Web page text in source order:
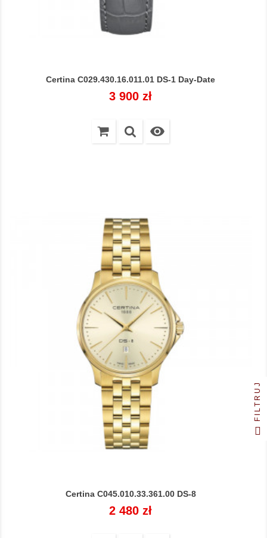
Certina C029.430.16.011.01 DS-1 Day-Date
Cena
3 900 zł

Certina C045.010.33.361.00 DS-8
Cena
2 480 zł
FILTRUJ